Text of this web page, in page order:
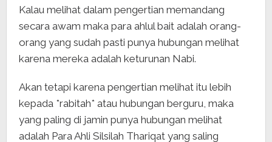
Kalau melihat dalam pengertian memandang
secara awam maka para ahlul bait adalah orang-
orang yang sudah pasti punya hubungan melihat
karena mereka adalah keturunan Nabi.
Akan tetapi karena pengertian melihat itu lebih
kepada *rabitah* atau hubungan berguru, maka
yang paling di jamin punya hubungan melihat
adalah Para Ahli Silsilah Thariqat yang saling